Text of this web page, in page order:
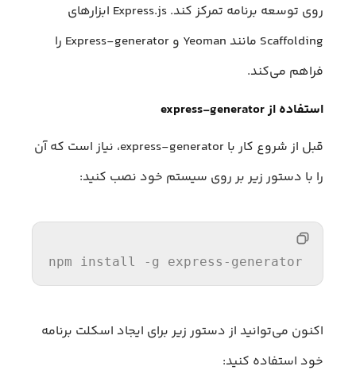
روی توسعه برنامه تمرکز کند. Express.js ابزارهای
Scaffolding مانند Yeoman و Express-generator را
فراهم می‌کند.
استفاده از express-generator
قبل از شروع کار با express-generator، نیاز است که آن
را با دستور زیر بر روی سیستم خود نصب کنید:
npm install -g express-generator
اکنون می‌توانید از دستور زیر برای ایجاد اسکلت برنامه
خود استفاده کنید: